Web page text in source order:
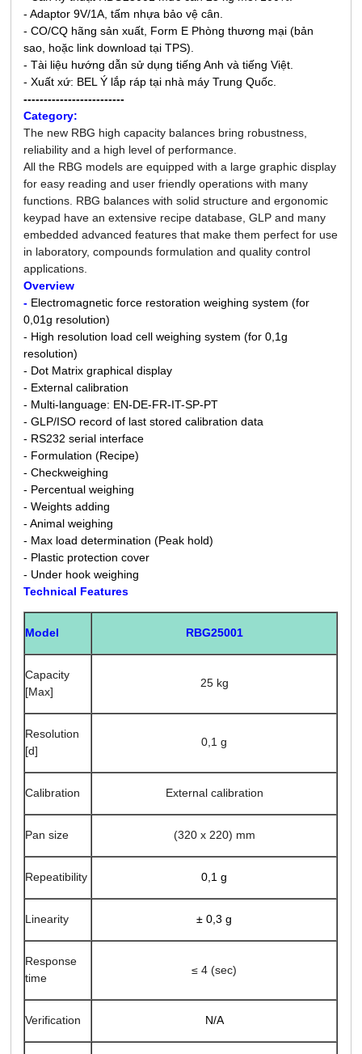
- Adaptor 9V/1A, tấm nhựa bảo vệ cân.
- CO/CQ hãng sản xuất, Form E Phòng thương mại (bản
sao, hoặc link download tại TPS).
- Tài liệu hướng dẫn sử dụng tiếng Anh và tiếng Việt.
- Xuất xứ: BEL Ý lắp ráp tại nhà máy Trung Quốc.
-------------------------
Category:
The new RBG high capacity balances bring robustness,
reliability and a high level of performance.
All the RBG models are equipped with a large graphic display
for easy reading and user friendly operations with many
functions. RBG balances with solid structure and ergonomic
keypad have an extensive recipe database, GLP and many
embedded advanced features that make them perfect for use
in laboratory, compounds formulation and quality control
applications.
Overview
- Electromagnetic force restoration weighing system (for
0,01g resolution)
- High resolution load cell weighing system (for 0,1g
resolution)
- Dot Matrix graphical display
- External calibration
- Multi-language: EN-DE-FR-IT-SP-PT
- GLP/ISO record of last stored calibration data
- RS232 serial interface
- Formulation (Recipe)
- Checkweighing
- Percentual weighing
- Weights adding
- Animal weighing
- Max load determination (Peak hold)
- Plastic protection cover
- Under hook weighing
Technical Features
Model RBG25001
Capacity
[Max]
25 kg
Resolution
[d]
0,1 g
Calibration External calibration
Pan size (320 x 220) mm
Repeatibility 0,1 g
Linearity ±0,3 g
Response
time
≤ 4 (sec)
Verification N/A